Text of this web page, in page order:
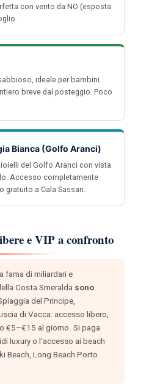
con vento da NO (esposta
ideale per bambini.
breve dal posteggio. Poco
Bianca (Golfo Aranci)
del Golfo Aranci con vista
Accesso completamente
gratuito a Cala Sassari.
e VIP a confronto
fama di miliardari e
Costa Smeralda sono
del Principe,
di Vacca: accesso libero,
€5–€15 al giorno. Si paga
luxury o l'accesso ai beach
Beach, Long Beach Porto